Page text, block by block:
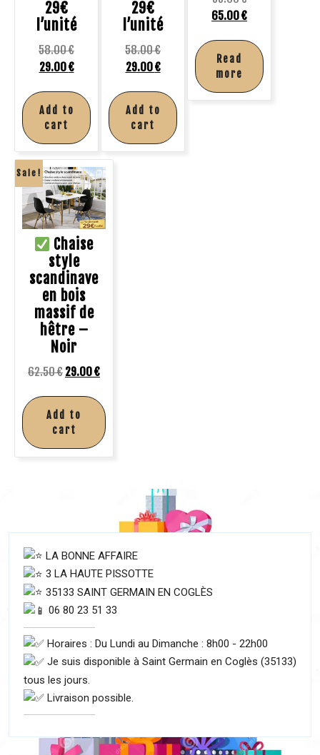
29€
l’unité
58.00€
29.00€
Add to
cart
29€
l’unité
58.00€
29.00€
Add to
cart
65.00€
Read
more
Sale!
Chaise
style
scandinave
en bois
massif de
hêtre –
Noir
62.50€ 29.00€
Add to
cart
LA BONNE AFFAIRE
3 LA HAUTE PISSOTTE
35133 SAINT GERMAIN EN COGLÈS
06 80 23 51 33
Horaires : Du Lundi au Dimanche : 8h00 - 22h00
Je suis disponible à Saint Germain en Coglès (35133)
tous les jours.
Livraison possible.